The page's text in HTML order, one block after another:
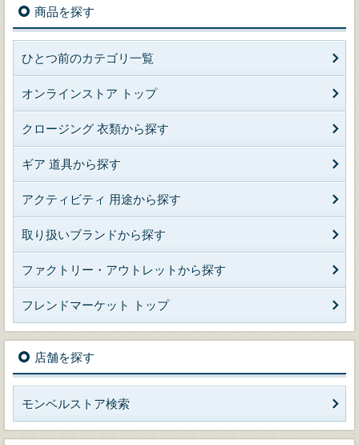
商品を探す
ひとつ前のカテゴリ一覧
オンラインストア トップ
クロージング 衣類から探す
ギア 道具から探す
アクティビティ 用途から探す
取り扱いブランドから探す
ファクトリー・アウトレットから探す
フレンドマーケット トップ
店舗を探す
モンベルストア検索